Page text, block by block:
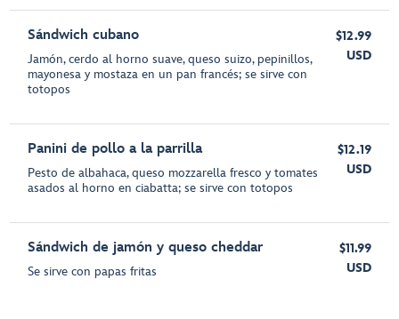
Sándwich cubano
Jamón, cerdo al horno suave, queso suizo, pepinillos,
mayonesa y mostaza en un pan francés; se sirve con
totopos
$12.99
USD
Panini de pollo a la parrilla
Pesto de albahaca, queso mozzarella fresco y tomates
asados al horno en ciabatta; se sirve con totopos
$12.19
USD
Sándwich de jamón y queso cheddar
Se sirve con papas fritas
$11.99
USD